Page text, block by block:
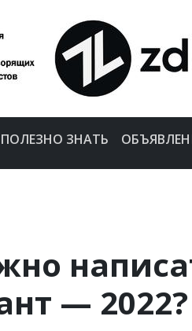
ПОЛЕЗНО ЗНАТЬ
— 2022?